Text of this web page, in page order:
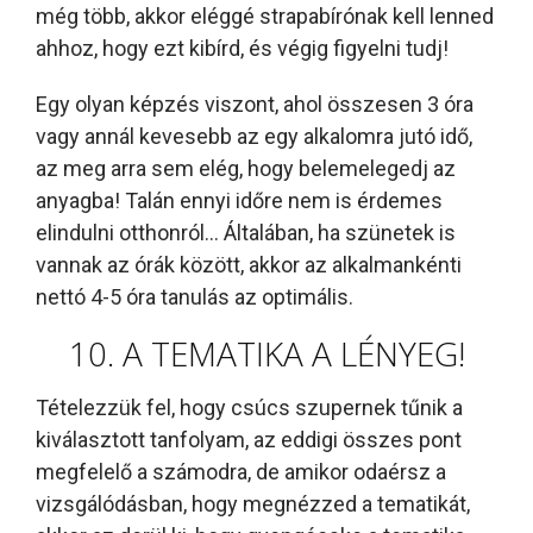
még több, akkor eléggé strapabírónak kell lenned
ahhoz, hogy ezt kibírd, és végig figyelni tudj!
Egy olyan képzés viszont, ahol összesen 3 óra
vagy annál kevesebb az egy alkalomra jutó idő,
az meg arra sem elég, hogy belemelegedj az
anyagba! Talán ennyi időre nem is érdemes
elindulni otthonról... Általában, ha szünetek is
vannak az órák között, akkor az alkalmankénti
nettó 4-5 óra tanulás az optimális.
10. A TEMATIKA A LÉNYEG!
Tételezzük fel, hogy csúcs szupernek tűnik a
kiválasztott tanfolyam, az eddigi összes pont
megfelelő a számodra, de amikor odaérsz a
vizsgálódásban, hogy megnézzed a tematikát,